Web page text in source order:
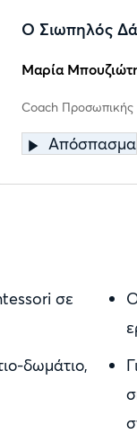
Ο Σιωπηλός
Μαρία
Coach Προσωπικής
Απόσπασμα
σε
δωμάτιο,